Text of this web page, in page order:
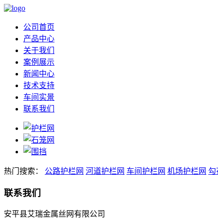
公司首页
产品中心
关于我们
案例展示
新闻中心
技术支持
车间实景
联系我们
热门搜索： 公路护栏网 河道护栏网 车间护栏网 机场护栏网 勾
联系我们
安平县艾瑞金属丝网有限公司